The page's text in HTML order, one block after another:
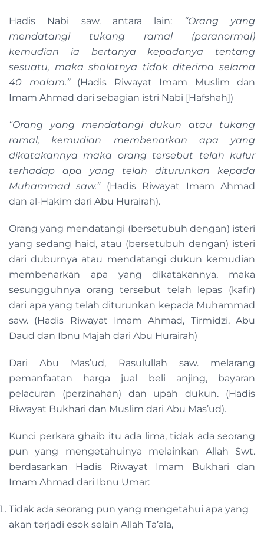
Hadis Nabi saw. antara lain: “Orang yang
mendatangi tukang ramal (paranormal)
kemudian ia bertanya kepadanya tentang
sesuatu, maka shalatnya tidak diterima selama
40 malam.”(Hadis Riwayat Imam Muslim dan
Imam Ahmad dari sebagian istri Nabi [Hafshah])
“Orang yang mendatangi dukun atau tukang
ramal, kemudian membenarkan apa yang
dikatakannya maka orang tersebut telah kufur
terhadap apa yang telah diturunkan kepada
Muhammad saw.”(Hadis Riwayat Imam Ahmad
dan al-Hakim dari Abu Hurairah).
Orang yang mendatangi (bersetubuh dengan) isteri
yang sedang haid, atau (bersetubuh dengan) isteri
dari duburnya atau mendatangi dukun kemudian
membenarkan apa yang dikatakannya, maka
sesungguhnya orang tersebut telah lepas (kafir)
dari apa yang telah diturunkan kepada Muhammad
saw. (Hadis Riwayat Imam Ahmad, Tirmidzi, Abu
Daud dan Ibnu Majah dari Abu Hurairah)
Dari Abu Mas’ud, Rasulullah saw. melarang
pemanfaatan harga jual beli anjing, bayaran
pelacuran (perzinahan) dan upah dukun. (Hadis
Riwayat Bukhari dan Muslim dari Abu Mas’ud).
Kunci perkara ghaib itu ada lima, tidak ada seorang
pun yang mengetahuinya melainkan Allah Swt.
berdasarkan Hadis Riwayat Imam Bukhari dan
Imam Ahmad dari Ibnu Umar:
Tidak ada seorang pun yang mengetahui apa yang
akan terjadi esok selain Allah Ta’ala,